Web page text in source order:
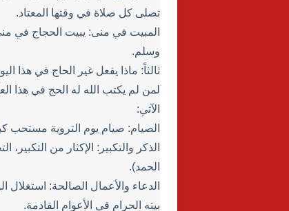
تصلى كل صلاة في وقتها المعتاد.
المبيت في منى: يبيت الحجاج في
وسلم.
ثالثاً: ماذا يفعل غير الحاج في هذا
لمن لم يكتب الله له الحج في هذا
الآتي:
الصيام: صيام يوم التروية مستحب
الذكر والتكبير: الإكثار من التكبير،
الحمد).
الدعاء والأعمال الصالحة: استغلال
بيته الحرام في الأعوام القادمة.